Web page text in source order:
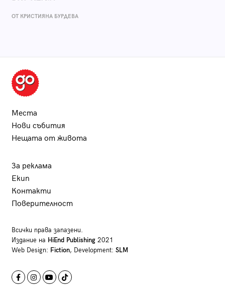
ОТ КРИСТИЯНА БУРДЕВА
Места
Нови събития
Нещата от живота
За реклама
Екип
Контакти
Поверителност
Всички права запазени.
Издание на HiEnd Publishing2021
Web Design: Fiction, Development: SLM